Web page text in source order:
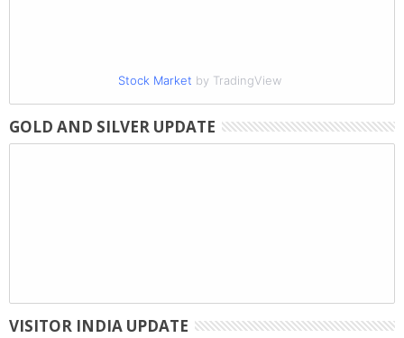
Stock Market by TradingView
GOLD AND SILVER UPDATE
VISITOR INDIA UPDATE